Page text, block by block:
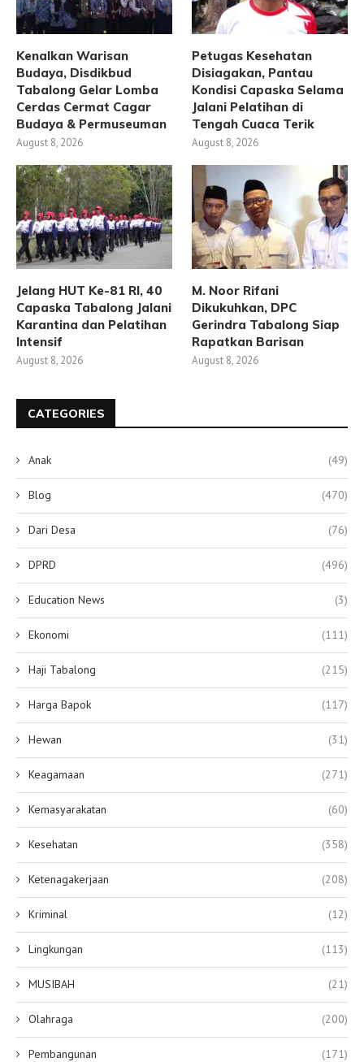
Kenalkan Warisan
Budaya, Disdikbud
Tabalong Gelar Lomba
Cerdas Cermat Cagar
Budaya & Permuseuman
August 8, 2026
Petugas Kesehatan
Disiagakan, Pantau
Kondisi Capaska Selama
Jalani Pelatihan di
Tengah Cuaca Terik
August 8, 2026
Jelang HUT Ke-81 RI, 40
Capaska Tabalong Jalani
Karantina dan Pelatihan
Intensif
August 8, 2026
M. Noor Rifani
Dikukuhkan, DPC
Gerindra Tabalong Siap
Rapatkan Barisan
August 8, 2026
CATEGORIES
Anak (49)
Blog (470)
Dari Desa (76)
DPRD (496)
Education News (3)
Ekonomi (111)
Haji Tabalong (215)
Harga Bapok (117)
Hewan (31)
Keagamaan (271)
Kemasyarakatan (60)
Kesehatan (358)
Ketenagakerjaan (208)
Kriminal (12)
Lingkungan (113)
MUSIBAH (21)
Olahraga (200)
Pembangunan (171)